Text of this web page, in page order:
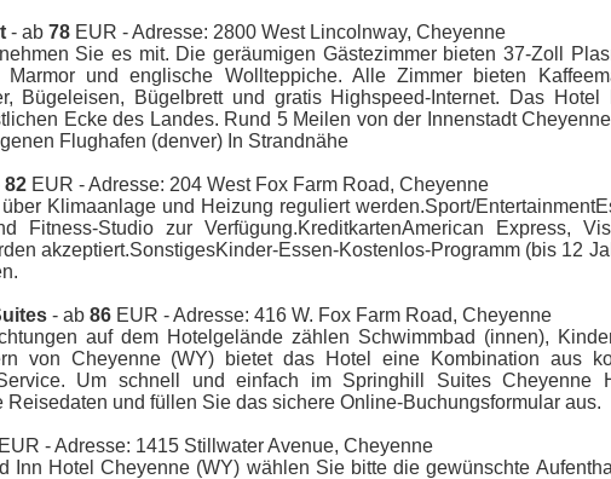
- ab 78 EUR - Adresse: 2800 West Lincolnway, Cheyenne
Sie es mit. Die geräumigen Gästezimmer bieten 37-Zoll
und englische Wollteppiche. Alle Zimmer bieten
Bügeleisen, Bügelbrett und gratis Highspeed-Internet. Das Hotel
Ecke des Landes. Rund 5 Meilen von der Innenstadt
Flughafen (denver) In Strandnähe
82 EUR - Adresse: 204 West Fox Farm Road, Cheyenne
Klimaanlage und Heizung reguliert werden.Sport/
Fitness-Studio zur Verfügung.KreditkartenAmerican Express,
akzeptiert.SonstigesKinder-Essen-Kostenlos-Programm (bis 12
- ab 86 EUR - Adresse: 416 W. Fox Farm Road, Cheyenne
auf dem Hotelgelände zählen Schwimmbad (innen),
von Cheyenne (WY) bietet das Hotel eine Kombination aus
Um schnell und einfach im Springhill Suites Cheyenne
Reisedaten und füllen Sie das sichere Online-Buchungsformular aus.
EUR - Adresse: 1415 Stillwater Avenue, Cheyenne
Inn Hotel Cheyenne (WY) wählen Sie bitte die gewünschte